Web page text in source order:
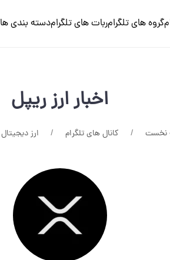
گروه های تلگرامربات های تلگرامدسته بندی ها
اخبار ارز ریپل
نخست کانال های تلگرام ارز دیجیتال